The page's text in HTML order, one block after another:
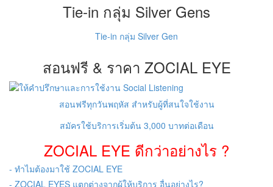
Tie-in กลุ่ม Silver Gens
Tie-in กลุ่ม Silver Gen
สอนฟรี & ราคา ZOCIAL EYE
สอนฟรีทุกวันพฤหัส สำหรับผู้ที่สนใจใช้งาน
สมัครใช้บริการเริ่มต้น 3,000 บาทต่อเดือน
ZOCIAL EYE ดีกว่าอย่างไร ?
- ทำไมต้องมาใช้ ZOCIAL EYE
- ZOCIAL EYES แตกต่างจากผู้ให้บริการ อื่นอย่างไร?